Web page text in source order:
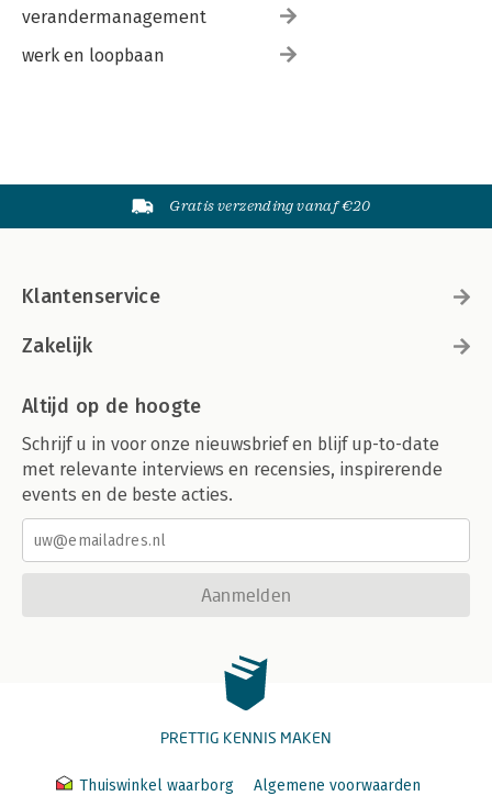
verandermanagement
werk en loopbaan
Gratis verzending vanaf €20
Klantenservice
Zakelijk
Altijd op de hoogte
Schrijf u in voor onze nieuwsbrief en blijf up-to-date
met relevante interviews en recensies, inspirerende
events en de beste acties.
Aanmelden
PRETTIG KENNIS MAKEN
Thuiswinkel waarborg Algemene voorwaarden